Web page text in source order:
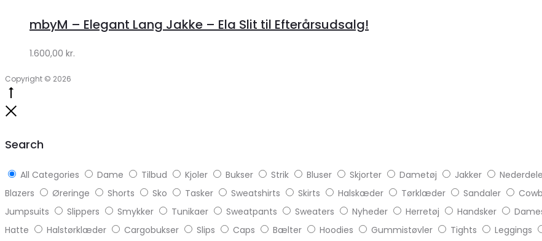
Lykke
by
mbyM – Elegant Lang Jakke – Ela Slit til Efterårsudsalg!
1.600,00 kr.
Copyright © 2026
Search
All Categories Dame Tilbud Kjoler Bukser Strik Bluser Skjorter Dametøj Jakker Nederdele
Blazers
Øreringe Shorts Sko Tasker Sweatshirts Skirts Halskæder Tørklæder Sandaler
Jumpsuits
Slippers Smykker Tunikaer Sweatpants Sweaters Nyheder Herretøj Handsker
Hatte
Halstørklæder Cargobukser Slips Caps Bælter Hoodies Gummistøvler Tights Leggings